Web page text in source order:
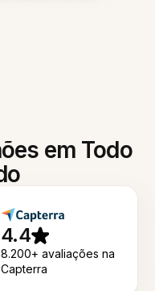
em Todo
4.4
8.200+ avaliações na
Capterra